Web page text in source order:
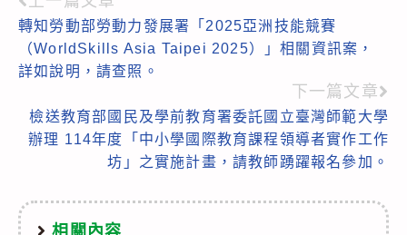
Read
more
articles
轉知勞動部勞動力發展署「2025亞洲技能競賽
（WorldSkills Asia Taipei 2025）」相關資訊案，
詳如說明，請查照。
下一篇文章
檢送教育部國民及學前教育署委託國立臺灣師範大學
辦理 114年度「中小學國際教育課程領導者實作工作
坊」之實施計畫，請教師踴躍報名參加。
相關內容